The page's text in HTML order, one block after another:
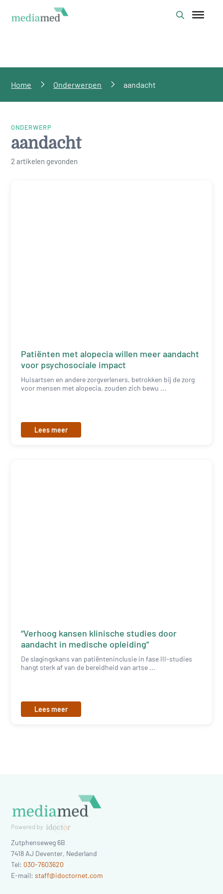
Home Onderwerpen aandacht
ONDERWERP
aandacht
2 artikelen gevonden
Patiënten met alopecia willen meer aandacht
voor psychosociale impact
Huisartsen en andere zorgverleners, betrokken bij de zorg
voor mensen met alopecia, zouden zich bewu ...
Lees meer
“Verhoog kansen klinische studies door
aandacht in medische opleiding”
De slagingskans van patiënteninclusie in fase III-studies
hangt sterk af van de bereidheid van artse ...
Lees meer
Zutphenseweg 6B
7418 AJ Deventer, Nederland
Tel: 030-7603620
E-mail:staff@idoctornet.com